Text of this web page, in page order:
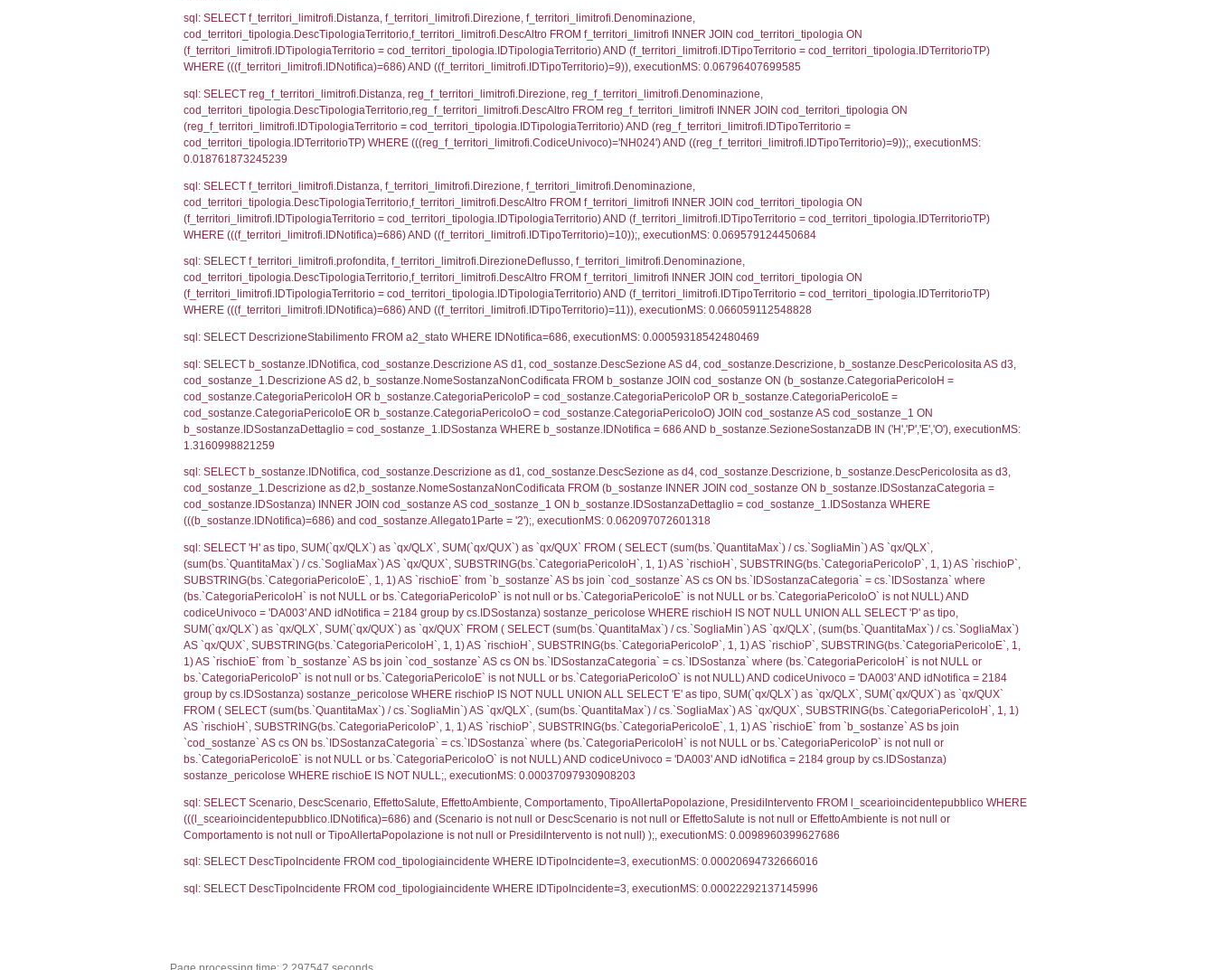
sql: SELECT f_territori_limitrofi.Distanza, f_territori_limitrofi.Direzione, f_territori_limitrofi.Denominazione,
cod_territori_tipologia.DescTipologiaTerritorio FROM f_territori_limitrofi INNER JOIN cod_territori_tipologia ON
cod_territori_tipologia.IDTipologiaTerritorio) AND (f_territori_limitrofi.IDTipoTerritorio =
AND ((f_territori_limitrofi.IDTipoTerritorio)=2)), executionMS: 0.068264007568359
sql: SELECT f_territori_limitrofi.Distanza, f_territori_limitrofi.Direzione, f_territori_limitrofi.Denominazione,
f_territori_limitrofi.DescAltro FROM f_territori_limitrofi INNER JOIN cod_territori_tipologia ON
cod_territori_tipologia.IDTipologiaTerritorio) AND (f_territori_limitrofi.IDTipoTerritorio =
AND ((f_territori_limitrofi.IDTipoTerritorio)=3)), executionMS: 0.069653034210205
sql: SELECT f_territori_limitrofi.Distanza, f_territori_limitrofi.Direzione, f_territori_limitrofi.Denominazione,
cod_territori_tipologia.DescTipologiaTerritorio,f_territori_limitrofi.DescAltro FROM f_territori_limitrofi INNER JOIN
(f_territori_limitrofi.IDTipologiaTerritorio = cod_territori_tipologia.IDTipologiaTerritorio) AND
WHERE (((f_territori_limitrofi.IDNotifica)=686) AND ((f_territori_limitrofi.IDTipoTerritorio)=4)), executionMS:
sql: SELECT f_territori_limitrofi.Distanza, f_territori_limitrofi.Direzione, f_territori_limitrofi.Denominazione,
f_territori_limitrofi.DescAltro FROM f_territori_limitrofi INNER JOIN cod_territori_tipologia ON
cod_territori_tipologia.IDTipologiaTerritorio) AND (f_territori_limitrofi.IDTipoTerritorio =
AND ((f_territori_limitrofi.IDTipoTerritorio)=5)), executionMS: 0.070045948028564
sql: SELECT reg_f_territori_limitrofi.Distanza, reg_f_territori_limitrofi.Direzione, reg_f_territori_limitrofi.Denominazione,
cod_territori_tipologia.DescTipologiaTerritorio,reg_f_territori_limitrofi.DescAltro FROM reg_f_territori_limitrofi INNER JOIN
(reg_f_territori_limitrofi.IDTipologiaTerritorio = cod_territori_tipologia.IDTipologiaTerritorio) AND
cod_territori_tipologia.IDTerritorioTP) WHERE (((reg_f_territori_limitrofi.CodiceUnivoco)='NH024') AND
0.01985502243042
sql: SELECT f_territori_limitrofi.Distanza, f_territori_limitrofi.Direzione, f_territori_limitrofi.Denominazione,
cod_territori_tipologia.DescTipologiaTerritorio,f_territori_limitrofi.DescAltro FROM f_territori_limitrofi INNER JOIN
(f_territori_limitrofi.IDTipologiaTerritorio = cod_territori_tipologia.IDTipologiaTerritorio) AND
WHERE (((f_territori_limitrofi.IDNotifica)=686) AND ((f_territori_limitrofi.IDTipoTerritorio)=6)), executionMS:
sql: SELECT f_territori_limitrofi.Distanza, f_territori_limitrofi.Direzione, f_territori_limitrofi.Denominazione,
cod_territori_tipologia.DescTipologiaTerritorio,f_territori_limitrofi.DescAltro FROM f_territori_limitrofi INNER JOIN
(f_territori_limitrofi.IDTipologiaTerritorio = cod_territori_tipologia.IDTipologiaTerritorio) AND
WHERE (((f_territori_limitrofi.IDNotifica)=686) AND ((f_territori_limitrofi.IDTipoTerritorio)=7)), executionMS:
(reg_f_territori_limitrofi.IDTipologiaTerritorio = cod_territori_tipologia.IDTipologiaTerritorio) AND